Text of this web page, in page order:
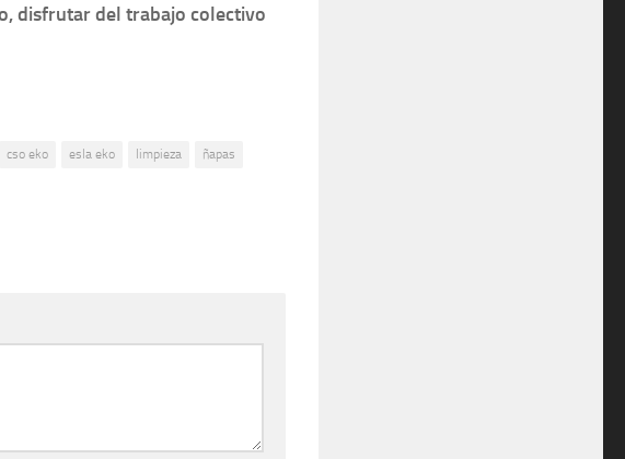
disfrutar del trabajo colectivo
cso eko esla eko limpieza
ñapas